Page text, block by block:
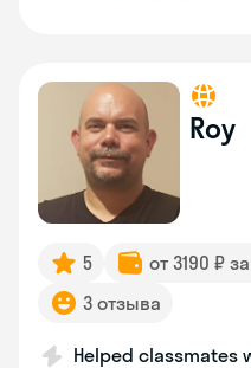
Roy
5 от 3190 ₽
3 отзыва
Helped classmates